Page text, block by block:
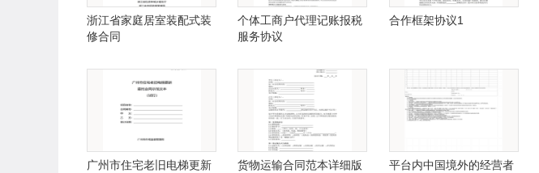
浙江省家庭居室装配式装
修合同
个体工商户代理记账报税
服务协议
合作框架协议1
广州市住宅老旧电梯更新 货物运输合同范本详细版 平台内中国境外的经营者